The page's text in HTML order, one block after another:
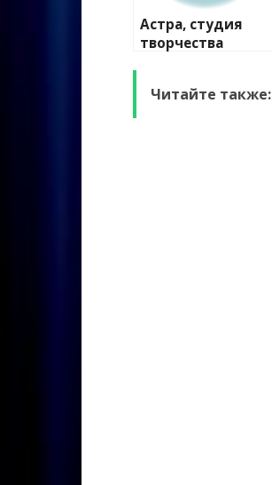
Астра, студия
творчества
Читайте также: